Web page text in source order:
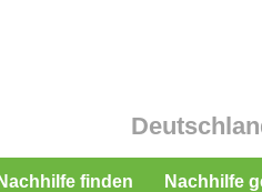
Nachhilfe finden Nachhilfe